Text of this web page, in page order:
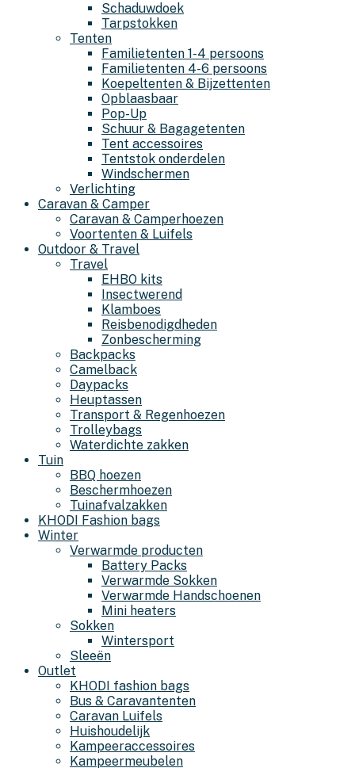
Schaduwdoek
Tarpstokken
Tenten
Familietenten 1-4 persoons
Familietenten 4-6 persoons
Koepeltenten & Bijzettenten
Opblaasbaar
Pop-Up
Schuur & Bagagetenten
Tent accessoires
Tentstok onderdelen
Windschermen
Verlichting
Caravan & Camper
Caravan & Camperhoezen
Voortenten & Luifels
Outdoor & Travel
Travel
EHBO kits
Insectwerend
Klamboes
Reisbenodigdheden
Zonbescherming
Backpacks
Camelback
Daypacks
Heuptassen
Transport & Regenhoezen
Trolleybags
Waterdichte zakken
Tuin
BBQ hoezen
Beschermhoezen
Tuinafvalzakken
KHODI Fashion bags
Winter
Verwarmde producten
Battery Packs
Verwarmde Sokken
Verwarmde Handschoenen
Mini heaters
Sokken
Wintersport
Sleeën
Outlet
KHODI fashion bags
Bus & Caravantenten
Caravan Luifels
Huishoudelijk
Kampeeraccessoires
Kampeermeubelen